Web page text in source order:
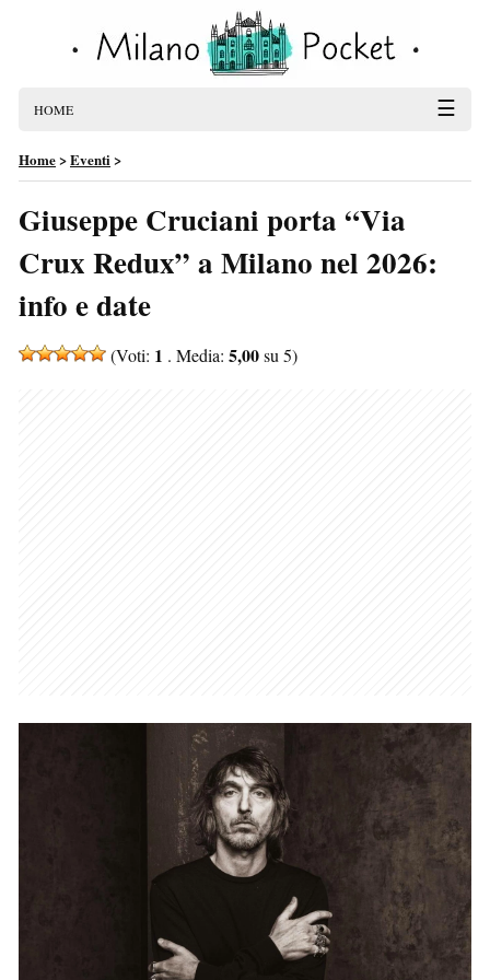
HOME ☰
Home>Eventi>
Giuseppe Cruciani porta “Via
Crux Redux” a Milano nel 2026:
info e date
(Voti: 1 . Media: 5,00su 5)